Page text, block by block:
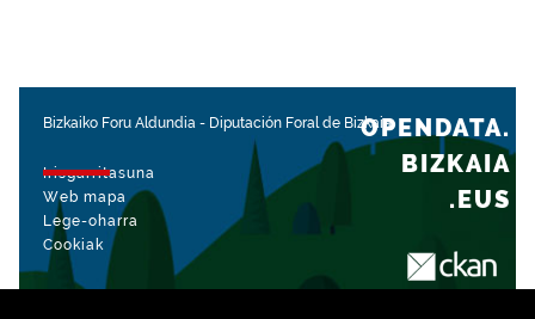
Bizkaiko Foru Aldundia - Diputación Foral de Bizkaia
Irisgarritasuna
Web mapa
Lege-oharra
Cookiak
OPENDATA.
BIZKAIA
.EUS